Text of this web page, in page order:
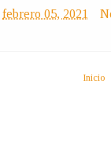
febrero 05, 2021
Inicio